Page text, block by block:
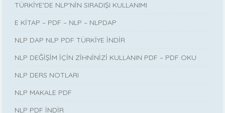
TÜRKİYE'DE NLP'NİN SIRADIŞI KULLANIMI
E KİTAP – PDF – NLP – NLPDAP
NLP DAP NLP PDF TÜRKİYE İNDİR
NLP DEĞİŞİM İÇİN ZİHNİNİZİ KULLANIN PDF – PDF OKU
NLP DERS NOTLARI
NLP MAKALE PDF
NLP PDF İNDİR